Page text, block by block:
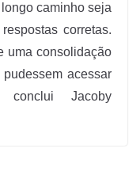
caminho seja
corretas.
uma consolidação
acessar
conclui Jacoby